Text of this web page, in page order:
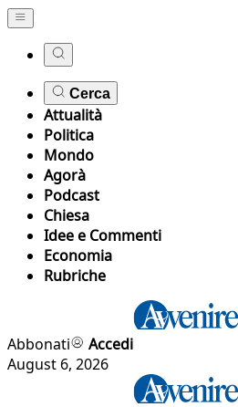
Cerca
Attualità
Politica
Mondo
Agorà
Podcast
Chiesa
Idee e Commenti
Economia
Rubriche
Abbonati
Accedi
August 6, 2026